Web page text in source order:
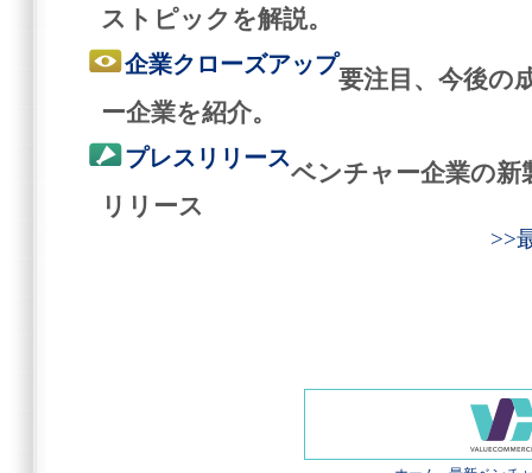
ストピックを解説。
企業クローズアップ
要注目、今後の
ー企業を紹介。
プレスリリース
ベンチャー企業の新
リリース
>>